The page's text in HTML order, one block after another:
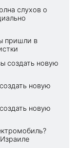
слухов о
пришли в
создать новую
новую
новую